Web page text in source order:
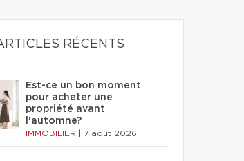
RÉCENTS
Est-ce un bon moment
pour acheter une
propriété avant
l'automne?
IMMOBILIER 7 août 2026